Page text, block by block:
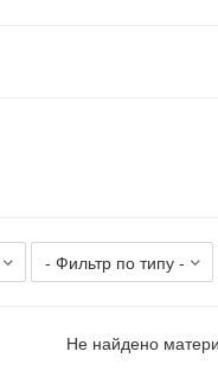
Не найдено